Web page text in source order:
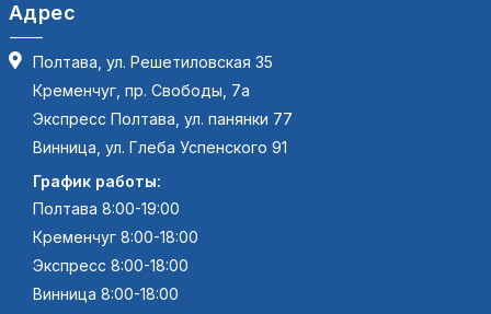
Адрес
Полтава, ул. Решетиловская 35
Кременчуг, пр. Свободы, 7а
Экспресс Полтава, ул. панянки 77
Винница, ул. Глеба Успенского 91
График работы:
Полтава 8:00-19:00
Кременчуг 8:00-18:00
Экспресс 8:00-18:00
Винница 8:00-18:00